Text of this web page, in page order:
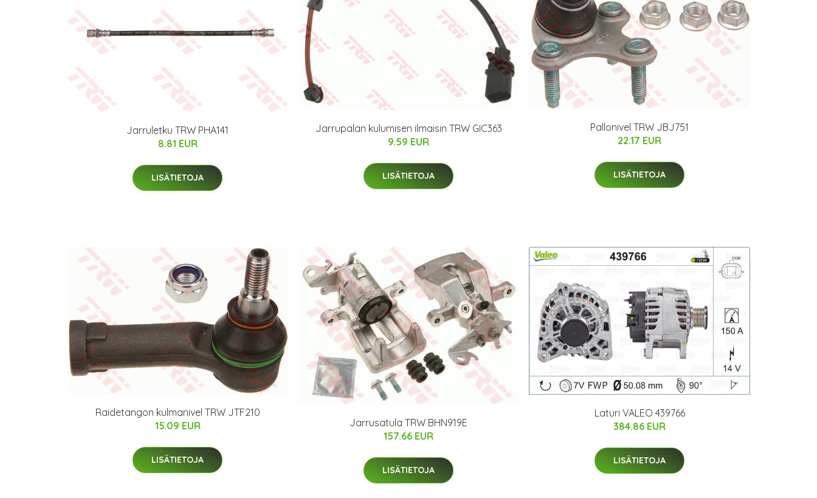
Jarruletku TRW PHA141
8.81 EUR
LISÄTIETOJA
Jarrupalan kulumisen ilmaisin TRW GIC363
9.59 EUR
LISÄTIETOJA
Pallonivel TRW JBJ751
22.17 EUR
LISÄTIETOJA
Raidetangon kulmanivel TRW JTF210
15.09 EUR
LISÄTIETOJA
Jarrusatula TRW BHN919E
157.66 EUR
LISÄTIETOJA
Laturi VALEO 439766
384.86 EUR
LISÄTIETOJA